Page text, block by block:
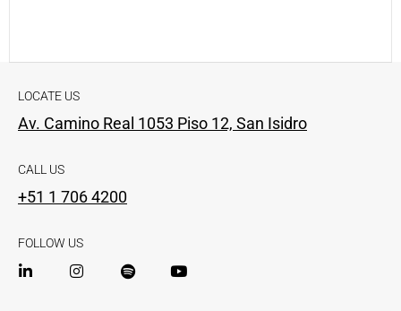
LOCATE US
Av. Camino Real 1053 Piso 12, San Isidro
CALL US
+51 1 706 4200
FOLLOW US